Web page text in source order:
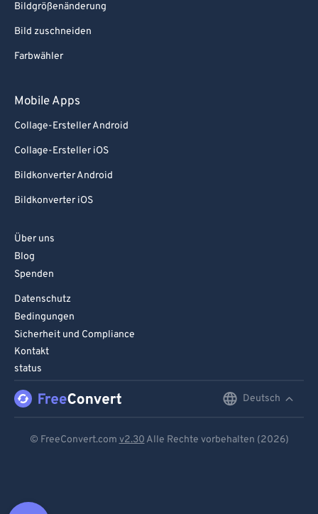
Bildgrößenänderung
Bild zuschneiden
Farbwähler
Mobile Apps
Collage-Ersteller Android
Collage-Ersteller iOS
Bildkonverter Android
Bildkonverter iOS
Über uns
Blog
Spenden
Datenschutz
Bedingungen
Sicherheit und Compliance
Kontakt
status
Deutsch
© FreeConvert.com v2.30 Alle Rechte vorbehalten (2026)